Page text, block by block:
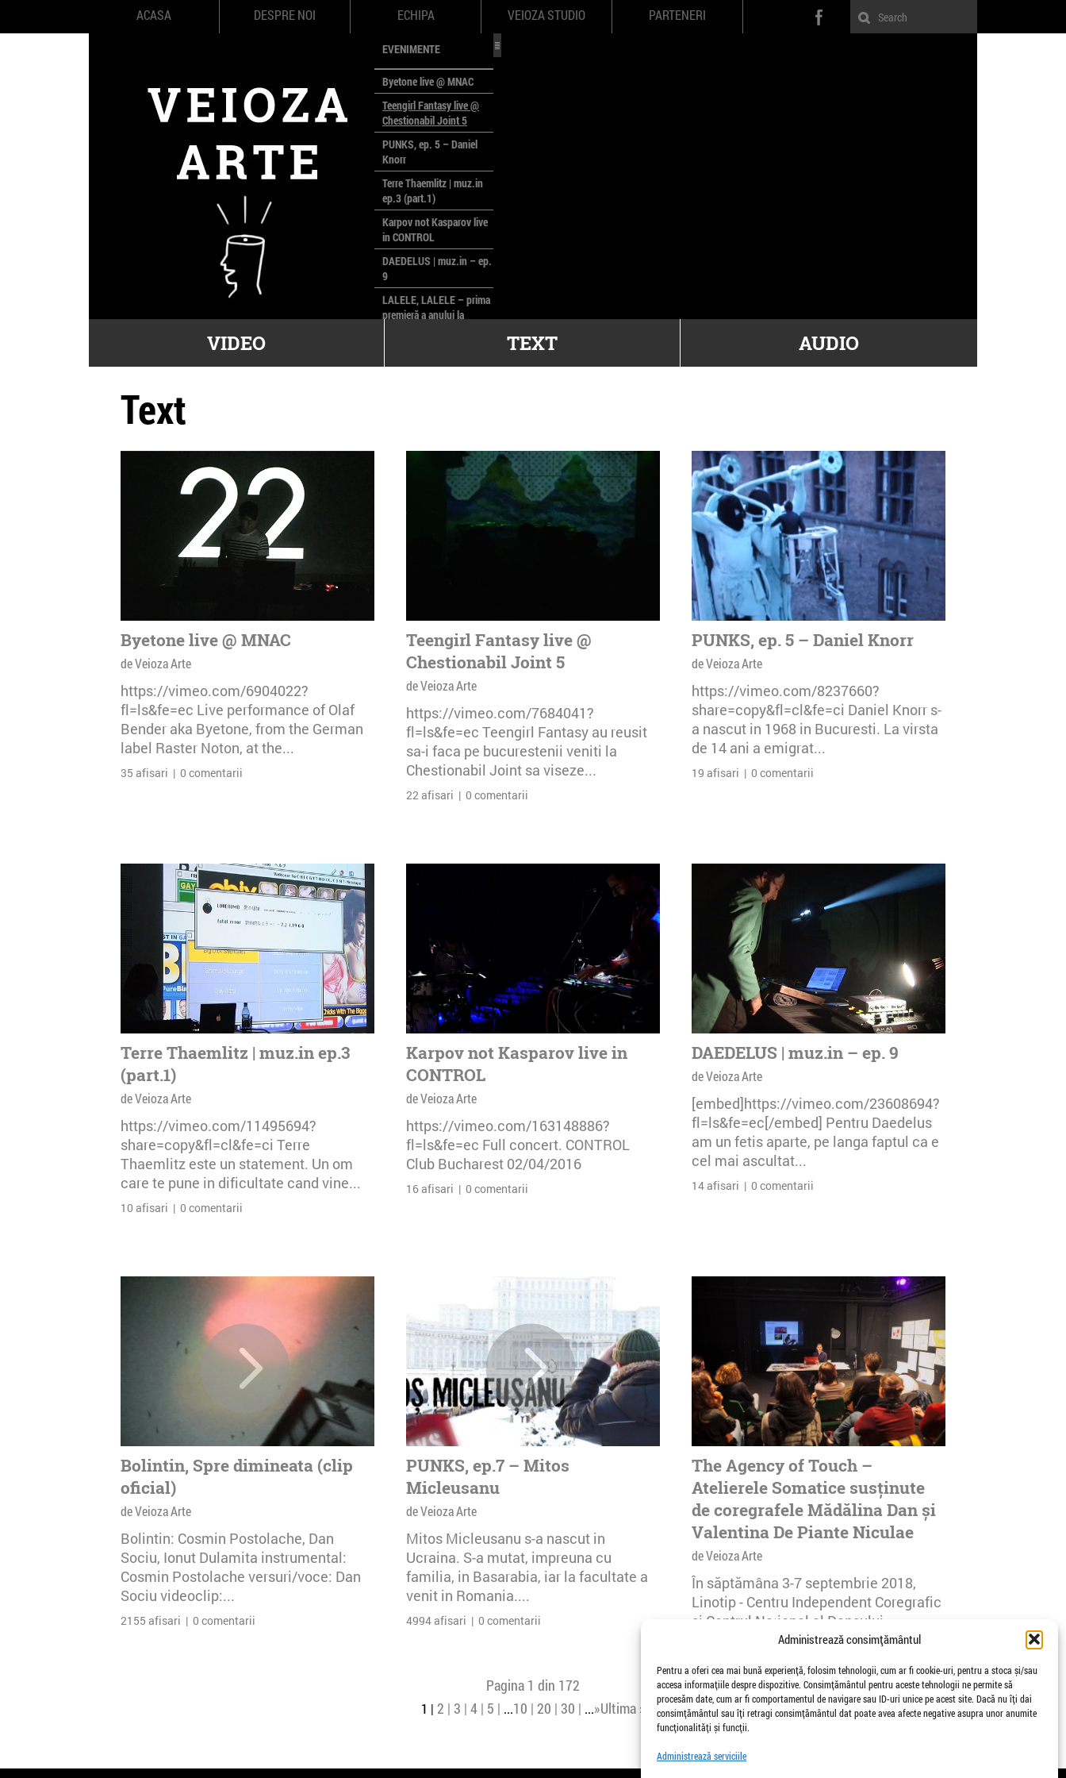
Administrează consimțământul
Pentru a oferi cea mai bună experiență, folosim tehnologii, cum ar fi cookie-uri, pentru a stoca și/sau
accesa informațiile despre dispozitive. Consimțământul pentru aceste tehnologii ne permite să
procesăm date, cum ar fi comportamentul de navigare sau ID-uri unice pe acest site. Dacă nu îți dai
consimțământul sau îți retragi consimțământul dat poate avea afecte negative asupra unor anumite
funcționalități și funcții.
Administrează serviciile
ACASA DESPRE NOI ECHIPA VEIOZA STUDIO PARTENERI
EVENIMENTE
Byetone live @ MNAC
Teengirl Fantasy live @
Chestionabil Joint 5
PUNKS, ep. 5 – Daniel
Knorr
Terre Thaemlitz | muz.in
ep.3 (part.1)
Karpov not Kasparov live
in CONTROL
DAEDELUS | muz.in – ep.
9
LALELE, LALELE – prima
premieră a anului la
poloneze la București
VIDEO TEXT AUDIO
Text
Byetone live @ MNAC
de Veioza Arte
https://vimeo.com/6904022?
fl=ls&fe=ec Live performance of Olaf
Bender aka Byetone, from the German
label Raster Noton, at the...
35 afisari | 0 comentarii
Teengirl Fantasy live @
Chestionabil Joint 5
de Veioza Arte
https://vimeo.com/7684041?
fl=ls&fe=ec Teengirl Fantasy au reusit
sa-i faca pe bucurestenii veniti la
Chestionabil Joint sa viseze...
22 afisari | 0 comentarii
PUNKS, ep. 5 – Daniel Knorr
de Veioza Arte
https://vimeo.com/8237660?
share=copy&fl=cl&fe=ci Daniel Knorr s-
a nascut in 1968 in Bucuresti. La virsta
de 14 ani a emigrat...
19 afisari | 0 comentarii
Terre Thaemlitz | muz.in ep.3
(part.1)
de Veioza Arte
https://vimeo.com/11495694?
share=copy&fl=cl&fe=ci Terre
Thaemlitz este un statement. Un om
care te pune in dificultate cand vine...
10 afisari | 0 comentarii
Karpov not Kasparov live in
CONTROL
de Veioza Arte
https://vimeo.com/163148886?
fl=ls&fe=ec Full concert. CONTROL
Club Bucharest 02/04/2016
16 afisari | 0 comentarii
DAEDELUS | muz.in – ep. 9
de Veioza Arte
[embed]https://vimeo.com/23608694?
fl=ls&fe=ec[/embed] Pentru Daedelus
am un fetis aparte, pe langa faptul ca e
cel mai ascultat...
14 afisari | 0 comentarii
Bolintin, Spre dimineata (clip
oficial)
de Veioza Arte
Bolintin: Cosmin Postolache, Dan
Sociu, Ionut Dulamita instrumental:
Cosmin Postolache versuri/voce: Dan
Sociu videoclip:...
2155 afisari | 0 comentarii
PUNKS, ep.7 – Mitos
Micleusanu
de Veioza Arte
Mitos Micleusanu s-a nascut in
Ucraina. S-a mutat, impreuna cu
familia, in Basarabia, iar la facultate a
venit in Romania....
4994 afisari | 0 comentarii
The Agency of Touch –
Atelierele Somatice susținute
de coregrafele Mădălina Dan și
Valentina De Piante Niculae
de Veioza Arte
În săptămâna 3-7 septembrie 2018,
Linotip - Centru Independent Coregrafic
și Centrul Național al Dansului
26 afisari | 0 comentarii
Pagina 1 din 172
1 2 3 4 5 ...10 20 30 ...»Ultima »